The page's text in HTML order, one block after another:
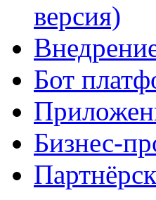
версия)
Бот
Бизнес-